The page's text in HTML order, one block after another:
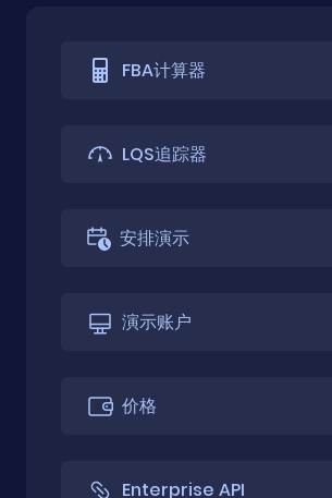
FBA计算器
LQS追踪器
安排演示
演示账户
价格
Enterprise API